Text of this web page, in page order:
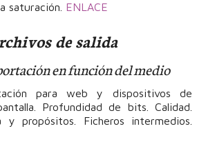
saturación. ENLACE
de salida
en función del medio
para web y dispositivos de
Profundidad de bits. Calidad.
y propósitos. Ficheros intermedios.